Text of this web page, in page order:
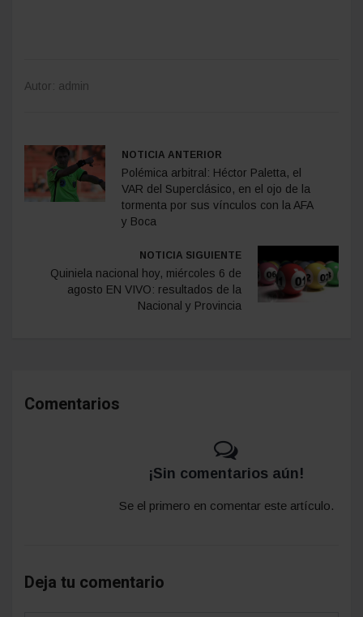
Autor: admin
NOTICIA ANTERIOR
Polémica arbitral: Héctor Paletta, el
VAR del Superclásico, en el ojo de la
tormenta por sus vínculos con la AFA
y Boca
NOTICIA SIGUIENTE
Quiniela nacional hoy, miércoles 6 de
agosto EN VIVO: resultados de la
Nacional y Provincia
Comentarios
¡Sin comentarios aún!
Se el primero en comentar este artículo.
Deja tu comentario